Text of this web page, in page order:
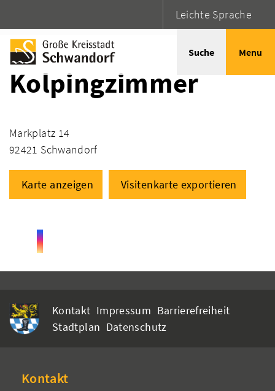
Leichte Sprache
Suche Menu
Kolpingzimmer
Markplatz 14
92421 Schwandorf
Karte anzeigen Visitenkarte exportieren
Kontakt Impressum Barrierefreiheit
Stadtplan Datenschutz
Kontakt